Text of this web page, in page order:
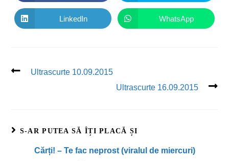
LinkedIn WhatsApp
Ultrascurte 10.09.2015
Ultrascurte 16.09.2015
S-AR PUTEA SĂ ÎȚI PLACĂ ȘI
Cărți! – Te fac neprost (viralul de miercuri)